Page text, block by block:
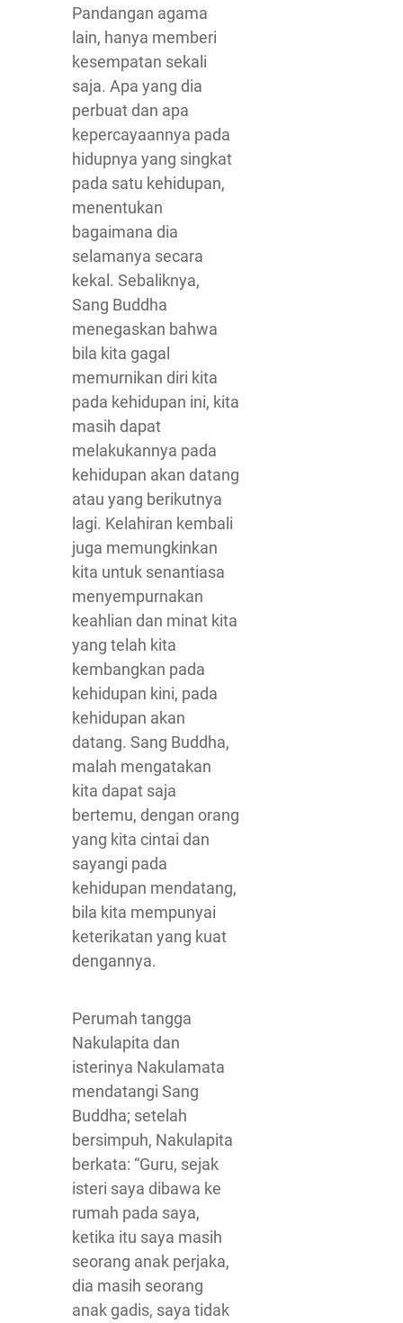
Pandangan agama
lain, hanya memberi
kesempatan sekali
saja. Apa yang dia
perbuat dan apa
kepercayaannya pada
hidupnya yang singkat
pada satu kehidupan,
menentukan
bagaimana dia
selamanya secara
kekal. Sebaliknya,
Sang Buddha
menegaskan bahwa
bila kita gagal
memurnikan diri kita
pada kehidupan ini, kita
masih dapat
melakukannya pada
kehidupan akan datang
atau yang berikutnya
lagi. Kelahiran kembali
juga memungkinkan
kita untuk senantiasa
menyempurnakan
keahlian dan minat kita
yang telah kita
kembangkan pada
kehidupan kini, pada
kehidupan akan
datang. Sang Buddha,
malah mengatakan
kita dapat saja
bertemu, dengan orang
yang kita cintai dan
sayangi pada
kehidupan mendatang,
bila kita mempunyai
keterikatan yang kuat
dengannya.
Perumah tangga
Nakulapita dan
isterinya Nakulamata
mendatangi Sang
Buddha; setelah
bersimpuh, Nakulapita
berkata: “Guru, sejak
isteri saya dibawa ke
rumah pada saya,
ketika itu saya masih
seorang anak perjaka,
dia masih seorang
anak gadis, saya tidak